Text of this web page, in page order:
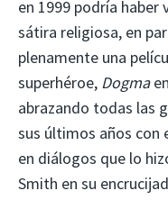
en 1999 podría haber
sátira religiosa, en
plenamente una
superhéroe, Dogma
abrazando todas las
sus últimos años con
en diálogos que lo
Smith en su